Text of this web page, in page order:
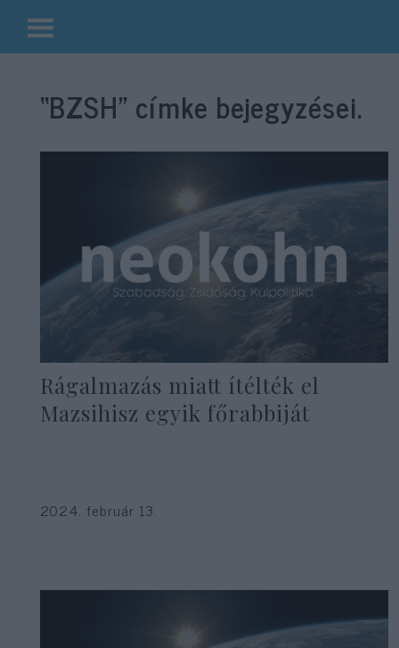
Kilépés
tartalomba“BZSH” címke bejegyzései.
Rágalmazás miatt ítélték el
Mazsihisz egyik főrabbiját
2024. február 13.